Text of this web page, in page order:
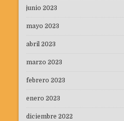
junio 2023
mayo 2023
abril 2023
marzo 2023
febrero 2023
enero 2023
diciembre 2022